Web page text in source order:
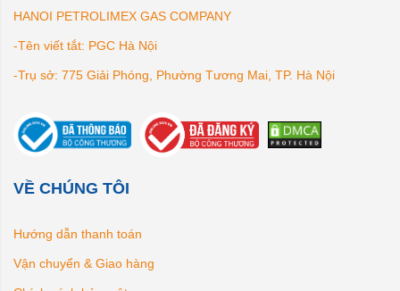
HANOI PETROLIMEX GAS COMPANY
-Tên viết tắt: PGC Hà Nội
-Trụ sở: 775 Giải Phóng, Phường Tương Mai, TP. Hà Nội
VỀ CHÚNG TÔI
Hướng dẫn thanh toán
Vận chuyển & Giao hàng